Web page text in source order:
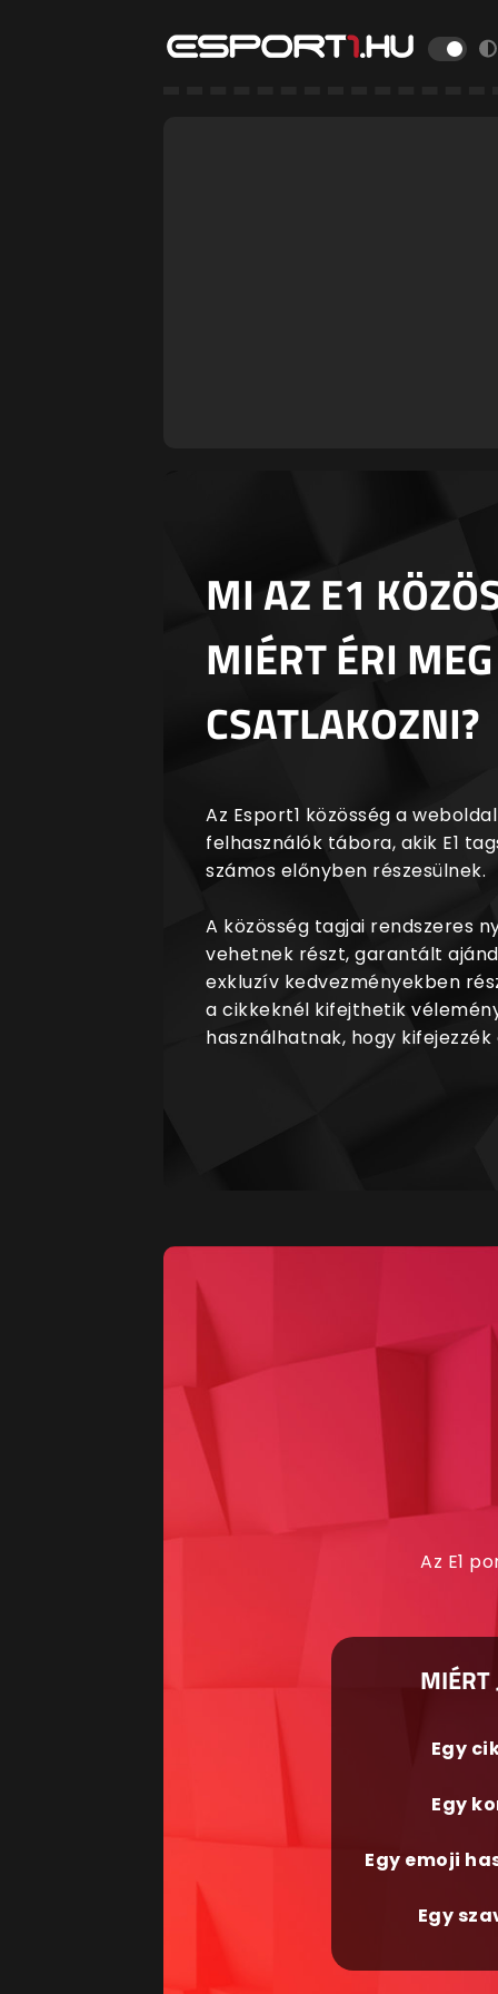
MI AZ E1
MIÉRT ÉRI MEG
CSATLAKOZNI?
Az Esport1 közösség a
felhasználók tábora, akik E1
számos előnyben részesülnek.
A közösség tagjai rendszeres
vehetnek részt, garantált
exkluzív kedvezményekben
a cikkeknél kifejthetik
használhatnak, hogy
Az E1
MIÉRT
Egy
Egy
Egy emoji
Egy